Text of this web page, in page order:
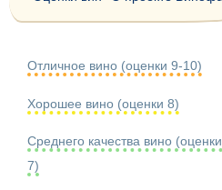
Отличное вино (оценки 9-10)
Хорошее вино (оценки 8)
Среднего качества вино
7)